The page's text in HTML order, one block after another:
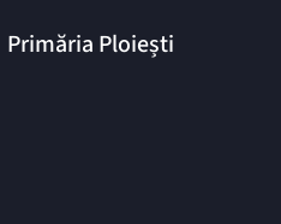
Primăria Ploiești